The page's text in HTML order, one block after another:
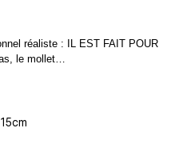
réaliste : IL EST FAIT POUR
le mollet…